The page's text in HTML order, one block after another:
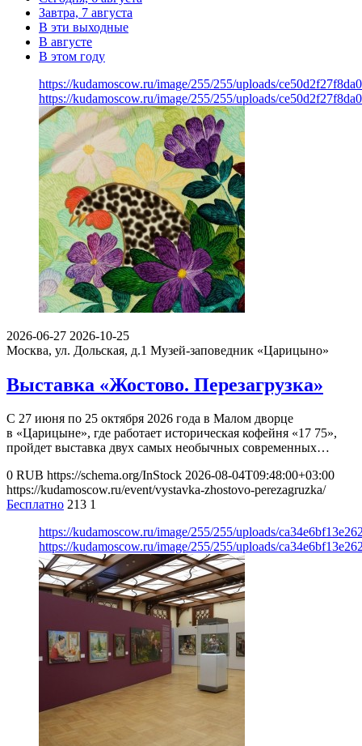
Завтра, 7 августа
В эти выходные
В августе
В этом году
https://kudamoscow.ru/image/255/255/uploads/
https://kudamoscow.ru/image/255/255/uploads/
2026-06-27 2026-10-25
Москва, ул. Дольская, д.1 Музей-заповедник «Царицыно»
Выставка «Жостово. Перезагрузка»
С 27 июня по 25 октября 2026 года в Малом дворце
в «Царицыне», где работает историческая кофейня «17 75»,
пройдет выставка двух самых необычных современных…
0 RUB https://schema.org/InStock 2026-08-04T09:48:00+03:00
https://kudamoscow.ru/event/vystavka-zhostovo-perezagruzka/
Бесплатно 213 1
https://kudamoscow.ru/image/255/255/uploads/
https://kudamoscow.ru/image/255/255/uploads/